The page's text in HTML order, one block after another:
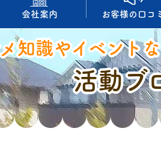
会社案内 お客様の口コミ
知識やイベント
活動ブ